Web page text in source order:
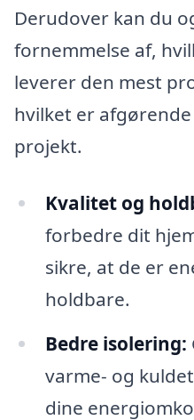
Derudover kan du
fornemmelse af,
leverer den mest
hvilket er
projekt.
Kvalitet og
forbedre dit
sikre, at de er
holdbare.
Bedre isolering:
varme- og
dine